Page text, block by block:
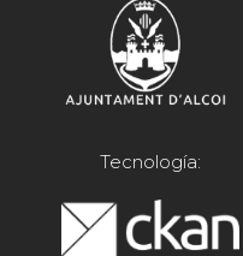
Tecnología: